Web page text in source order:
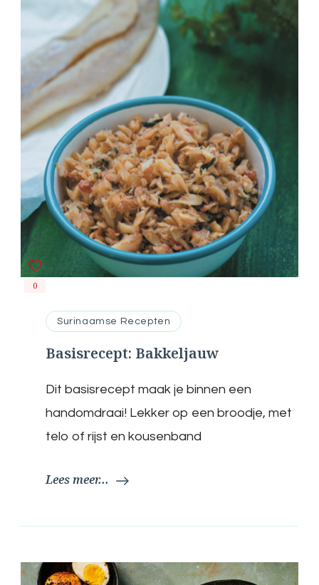
Surinaamse Recepten
Basisrecept: Bakkeljauw
0
Dit basisrecept maak je binnen een
handomdraai! Lekker op een broodje, met
telo of rijst en kousenband
Lees meer...